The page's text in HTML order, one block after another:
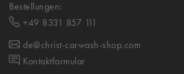
Bestellungen:
+49 8331 857 111
de@christ-carwash-shop.com
Kontaktformular